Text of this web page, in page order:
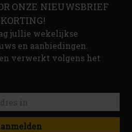
ONZE NIEUWSBRIEF
jullie wekelijkse
en aanbiedingen.
verwerkt volgens het